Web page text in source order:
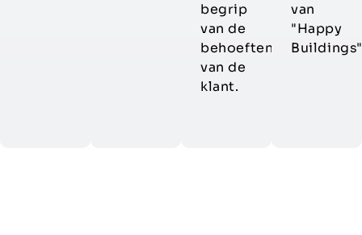
begrip
van de
behoeften
van de
klant.
van
"Happy